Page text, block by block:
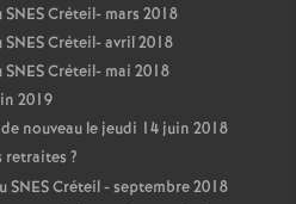
SNESCréteil- mars 2018
SNESCréteil- avril 2018
SNESCréteil- mai 2018
2019
nouveau le jeudi 14 juin 2018
retraites ?
SNESCréteil - septembre 2018